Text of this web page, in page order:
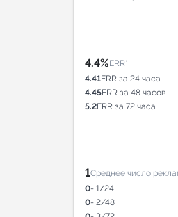
4.4%ERR*
4.41ERR за 24 часа
4.45ERR за 48 часов
5.2ERR за 72 часа
1Среднее число
0- 1/24
0- 2/48